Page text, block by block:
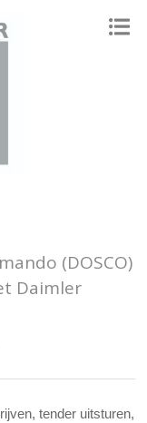
(DOSCO)
Daimler
tender uitsturen,